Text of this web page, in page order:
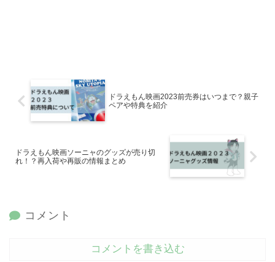
ドラえもん映画2023前売券はいつまで？親子
ペアや特典を紹介
ドラえもん映画ソーニャのグッズが売り切
れ！？再入荷や再販の情報まとめ
コメント
コメントを書き込む